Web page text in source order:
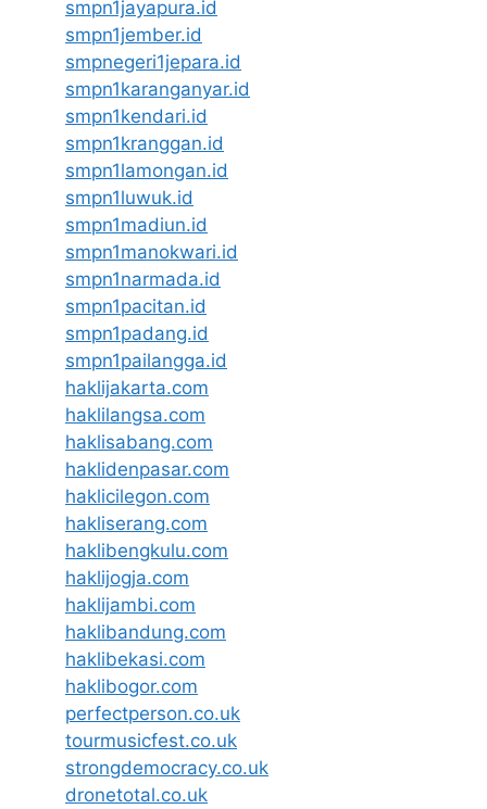
smpn1jayapura.id
smpn1jember.id
smpnegeri1jepara.id
smpn1karanganyar.id
smpn1kendari.id
smpn1kranggan.id
smpn1lamongan.id
smpn1luwuk.id
smpn1madiun.id
smpn1manokwari.id
smpn1narmada.id
smpn1pacitan.id
smpn1padang.id
smpn1pailangga.id
haklijakarta.com
haklilangsa.com
haklisabang.com
haklidenpasar.com
haklicilegon.com
hakliserang.com
haklibengkulu.com
haklijogja.com
haklijambi.com
haklibandung.com
haklibekasi.com
haklibogor.com
perfectperson.co.uk
tourmusicfest.co.uk
strongdemocracy.co.uk
dronetotal.co.uk